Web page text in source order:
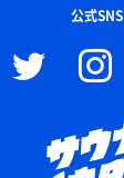
公式SNS